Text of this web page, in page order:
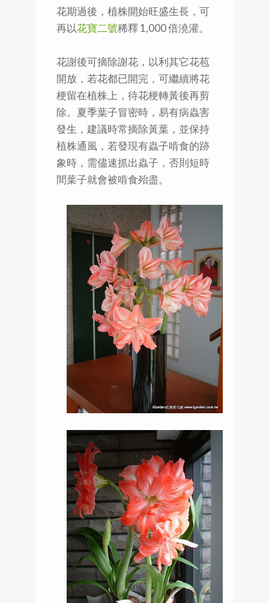
花期過後，植株開始旺盛生長，可
再以花寶二號稀釋 1,000 倍澆灌。
花謝後可摘除謝花，以利其它花苞
開放，若花都已開完，可繼續將花
梗留在植株上，待花梗轉黃後再剪
除。夏季葉子冒密時，易有病蟲害
發生，建議時常摘除黃葉，並保持
植株通風，若發現有蟲子啃食的跡
象時，需儘速抓出蟲子，否則短時
間葉子就會被啃食殆盡。